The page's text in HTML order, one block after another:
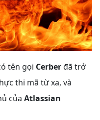
tên gọi Cerberđã trở
thi mã từ xa, và
của Atlassian